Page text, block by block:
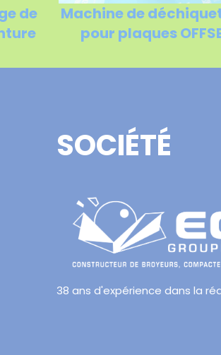
de
Machine de
pour plaques
SOCIÉTÉ
38 ans d'expérience dans la